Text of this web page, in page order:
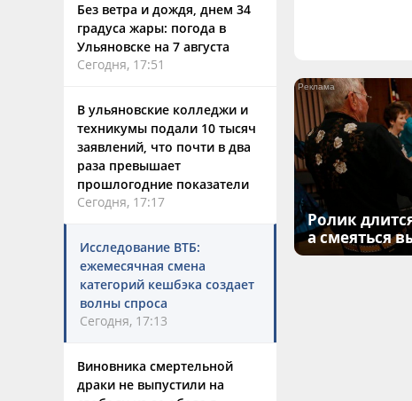
Без ветра и дождя, днем 34
градуса жары: погода в
Ульяновске на 7 августа
Сегодня, 17:51
В ульяновские колледжи и
техникумы подали 10 тысяч
заявлений, что почти в два
раза превышает
прошлогодние показатели
Сегодня, 17:17
Исследование ВТБ:
ежемесячная смена
категорий кешбэка создает
волны спроса
Сегодня, 17:13
Виновника смертельной
драки не выпустили на
Ролик
а смеяться